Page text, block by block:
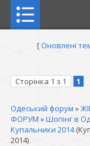
[Оновлені
Сторінка 1 з 1 1
Одеський форум »
ФОРУМ »Шопінг в
Купальники 2014
2014)